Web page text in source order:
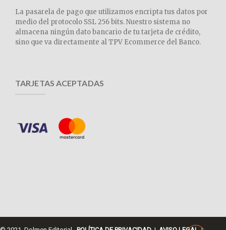
La pasarela de pago que utilizamos encripta tus datos por
medio del protocolo SSL 256 bits. Nuestro sistema no
almacena ningún dato bancario de tu tarjeta de crédito,
sino que va directamente al TPV Ecommerce del Banco.
TARJETAS ACEPTADAS